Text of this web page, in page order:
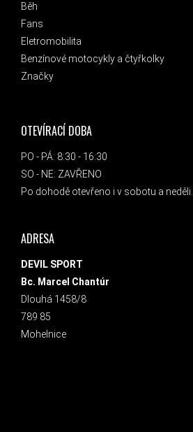
Běh
Fans
Eletromobilita
Benzínové motocykly a čtyřkolky
Značky
OTEVÍRACÍ DOBA
PO - PÁ: 8:30 - 16:30
SO - NE: ZAVŘENO
Po dohodě otevřeno i v sobotu a neděli.
ADRESA
DEVIL SPORT
Bc. Marcel Chantúr
Dlouhá 1458/8
789 85
Mohelnice